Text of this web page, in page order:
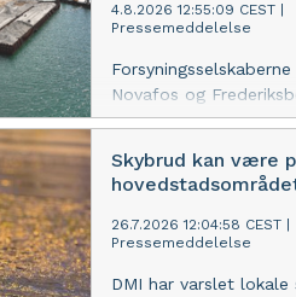
4.8.2026 12:55:09 CEST
Pressemeddelelse
Forsyningsselskaberne
Novafos og
har nu udpeget de
prækvalificeret til at
opgaven med at bore
Danmarks største
det nordlige
Skybrud kan være
26.7.2026 12:04:58 CEST
Pressemeddelelse
DMI har varslet lokale